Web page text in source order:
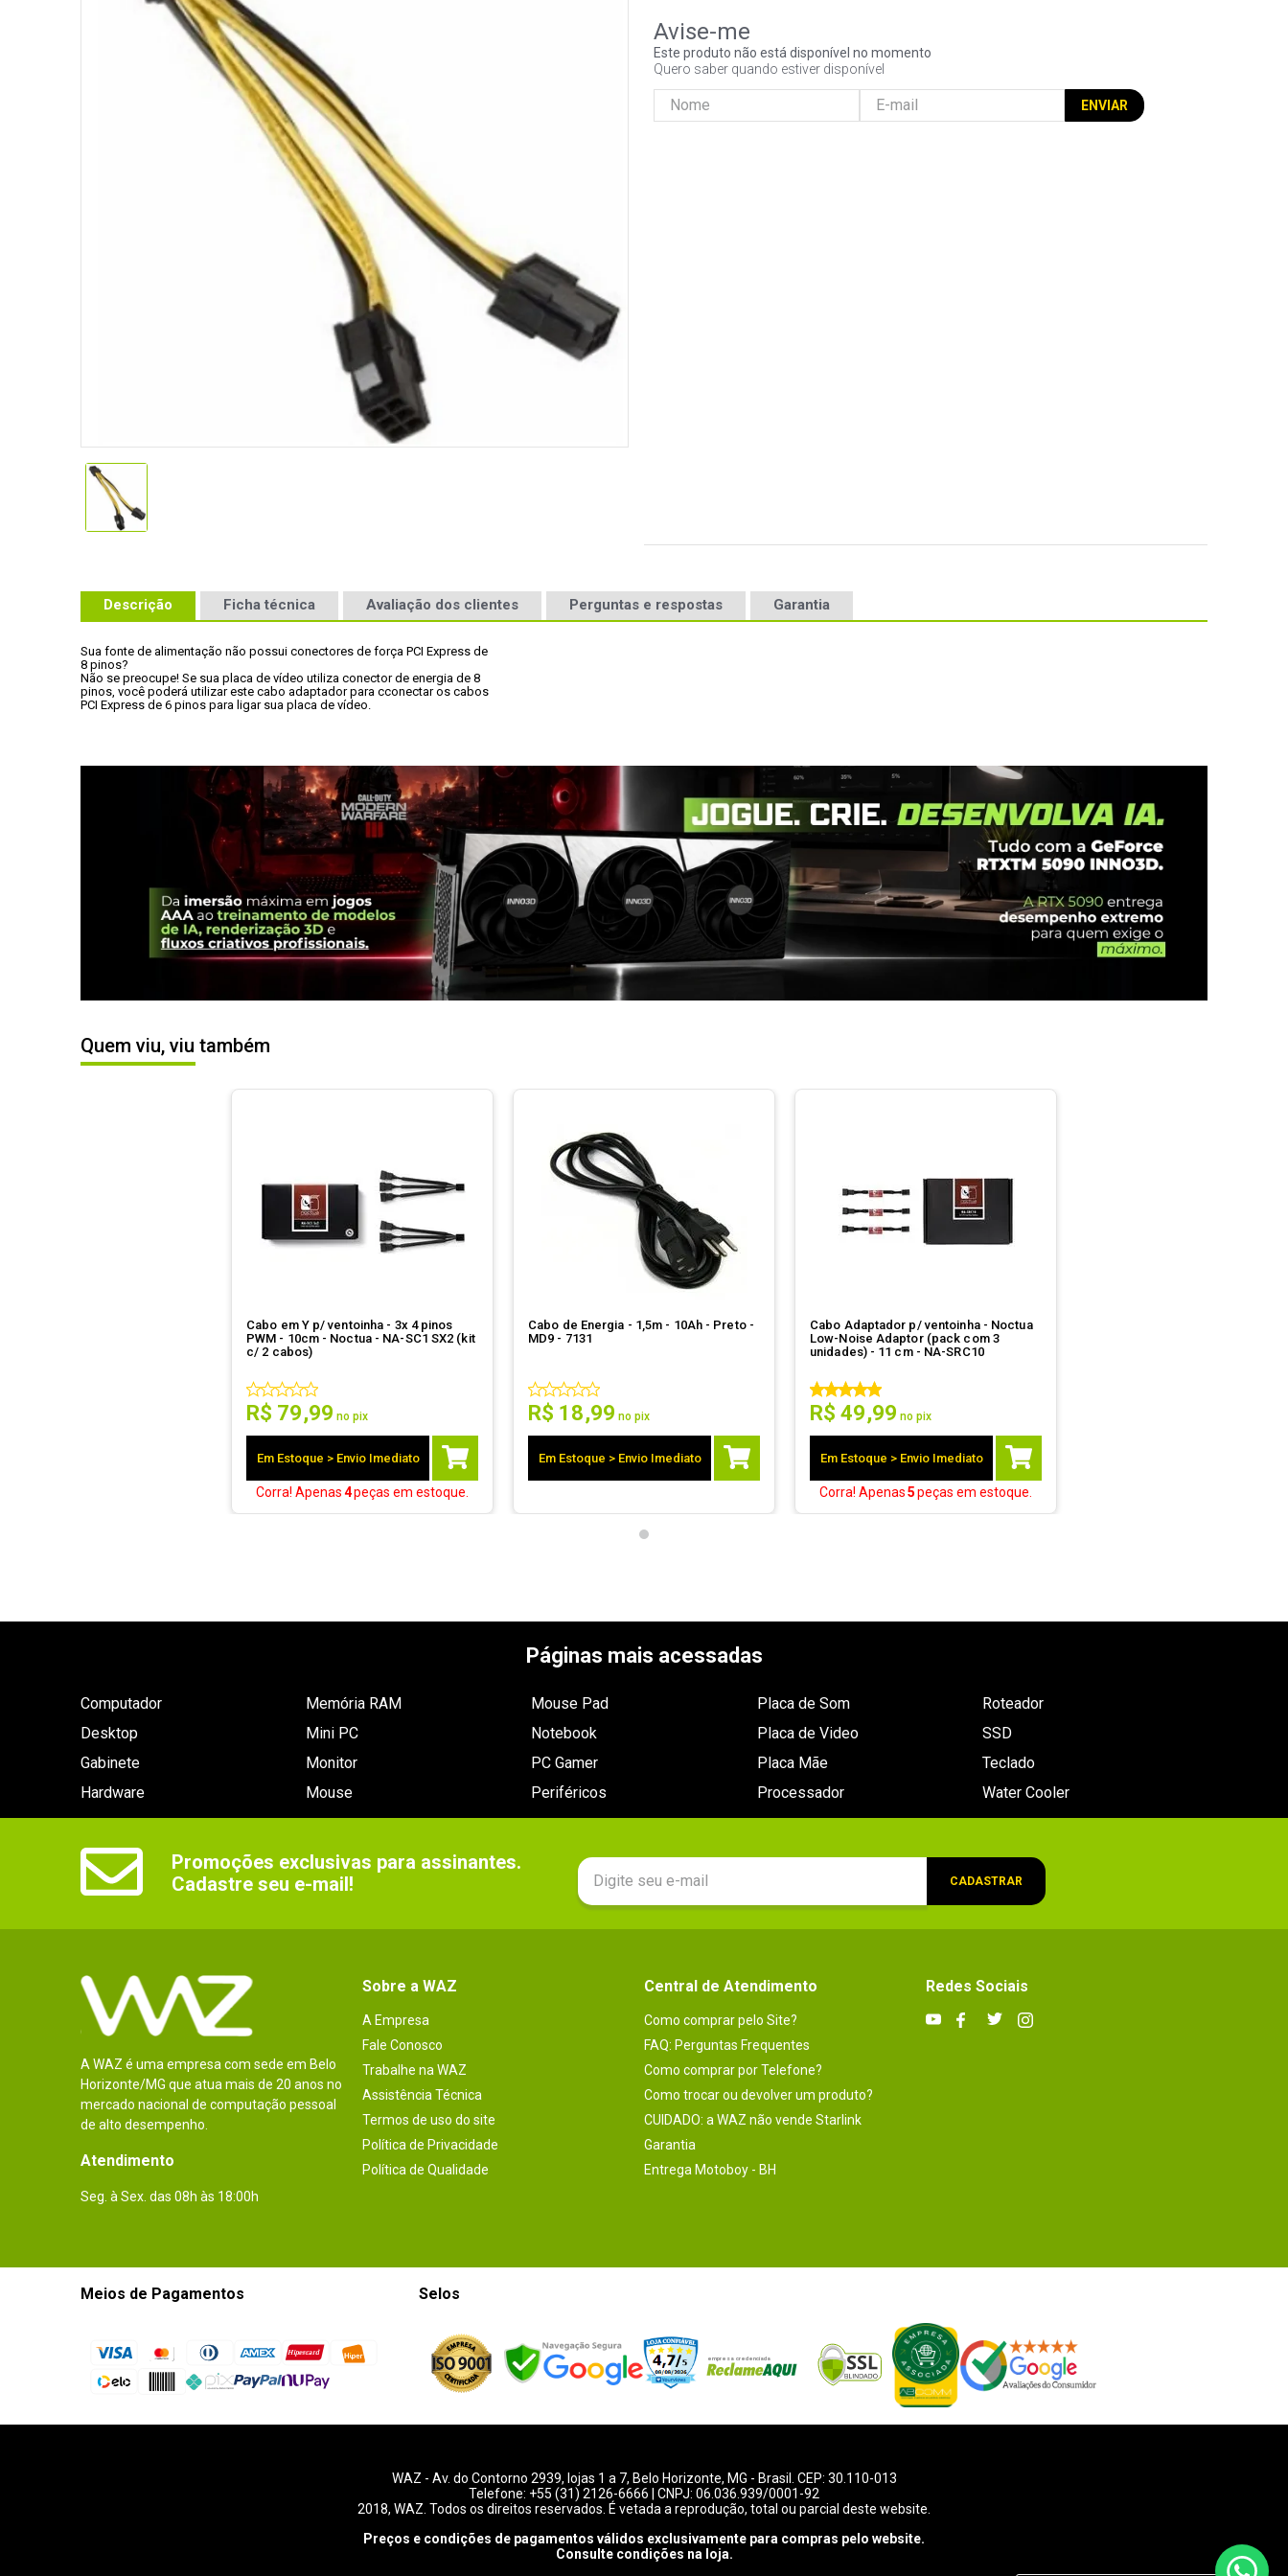
Este produto não está disponível no momento
Quero saber quando estiver disponível
ENVIAR
Descrição Ficha técnica Avaliação dos clientes Perguntas e respostas Garantia
Sua fonte de alimentação não possui conectores de força PCI Express de
8 pinos?
Não se preocupe! Se sua placa de vídeo utiliza conector de energia de 8
pinos, você poderá utilizar este cabo adaptador para cconectar os cabos
PCI Express de 6 pinos para ligar sua placa de vídeo.
Quem viu, viu também
Cabo em Y p/ ventoinha - 3x 4 pinos
PWM - 10cm - Noctua - NA-SC1 SX2 (kit
c/ 2 cabos)
R$ 79,99 no pix
Em Estoque > Envio Imediato
Corra! Apenas4peças em estoque.
Cabo de Energia - 1,5m - 10Ah - Preto -
MD9 - 7131
R$ 18,99 no pix
Em Estoque > Envio Imediato
Cabo Adaptador p/ ventoinha - Noctua
Low-Noise Adaptor (pack com 3
unidades) - 11 cm - NA-SRC10
R$ 49,99 no pix
Em Estoque > Envio Imediato
Corra! Apenas5peças em estoque.
Páginas mais acessadas
Computador
Desktop
Gabinete
Hardware
Memória RAM
Mini PC
Monitor
Mouse
Mouse Pad
Notebook
PC Gamer
Periféricos
Placa de Som
Placa de Video
Placa Mãe
Processador
Roteador
SSD
Teclado
Water Cooler
Promoções exclusivas para assinantes.
Cadastre seu e-mail!
CADASTRAR
A WAZ é uma empresa com sede em Belo
Horizonte/MG que atua mais de 20 anos no
mercado nacional de computação pessoal
de alto desempenho.
Atendimento
Seg. à Sex. das 08h às 18:00h
Sobre a WAZ
A Empresa
Fale Conosco
Trabalhe na WAZ
Assistência Técnica
Termos de uso do site
Política de Privacidade
Política de Qualidade
Central de Atendimento
Como comprar pelo Site?
FAQ: Perguntas Frequentes
Como comprar por Telefone?
Como trocar ou devolver um produto?
CUIDADO: a WAZ não vende Starlink
Garantia
Entrega Motoboy - BH
Redes Sociais
Meios de Pagamentos Selos
WAZ - Av. do Contorno 2939, lojas 1 a 7, Belo Horizonte, MG - Brasil. CEP: 30.110-013
Telefone: +55 (31) 2126-6666 | CNPJ: 06.036.939/0001-92
2018, WAZ. Todos os direitos reservados. É vetada a reprodução, total ou parcial deste website.
Preços e condições de pagamentos válidos exclusivamente para compras pelo website.
Consulte condições na loja.